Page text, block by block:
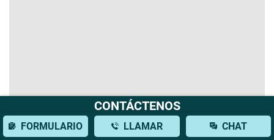
CONTÁCTENOS
FORMULARIO LLAMAR CHAT